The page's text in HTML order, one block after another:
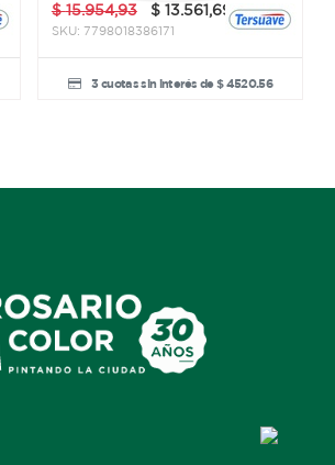
$15.954,93 $ 13.561,69
SKU: 7798018386171
3 cuotas sin interés de $ 4520.56